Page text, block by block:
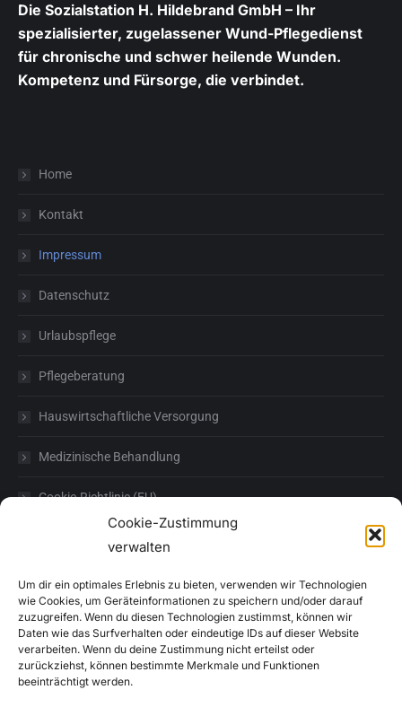
Cookie-Zustimmung
verwalten
Um dir ein optimales Erlebnis zu bieten, verwenden wir Technologien
wie Cookies, um Geräteinformationen zu speichern und/oder darauf
zuzugreifen. Wenn du diesen Technologien zustimmst, können wir
Daten wie das Surfverhalten oder eindeutige IDs auf dieser Website
verarbeiten. Wenn du deine Zustimmung nicht erteilst oder
zurückziehst, können bestimmte Merkmale und Funktionen
beeinträchtigt werden.
Die Sozialstation H. Hildebrand GmbH – Ihr
spezialisierter, zugelassener Wund-Pflegedienst
für chronische und schwer heilende Wunden.
Kompetenz und Fürsorge, die verbindet.
Home
Kontakt
Impressum
Datenschutz
Urlaubspflege
Pflegeberatung
Hauswirtschaftliche Versorgung
Medizinische Behandlung
Cookie-Richtlinie (EU)
Sozialstation H. Hildebrand
Osterstr. 26
26409 Wittmund
Tel.: 04462 / 23304
Fax: 04462 / 23305
E-Mail: info@sozialstation-hildebrand.de